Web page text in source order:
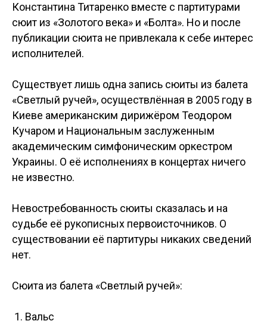
Константина Титаренко вместе с партитурами
сюит из «Золотого века» и «Болта». Но и после
публикации сюита не привлекала к себе интерес
исполнителей.
Существует лишь одна запись сюиты из балета
«Светлый ручей», осуществлённая в 2005 году в
Киеве американским дирижёром Теодором
Кучаром и Национальным заслуженным
академическим симфоническим оркестром
Украины. О её исполнениях в концертах ничего
не известно.
Невостребованность сюиты сказалась и на
судьбе её рукописных первоисточников. О
существовании её партитуры никаких сведений
нет.
Сюита из балета «Светлый ручей»:
Вальс